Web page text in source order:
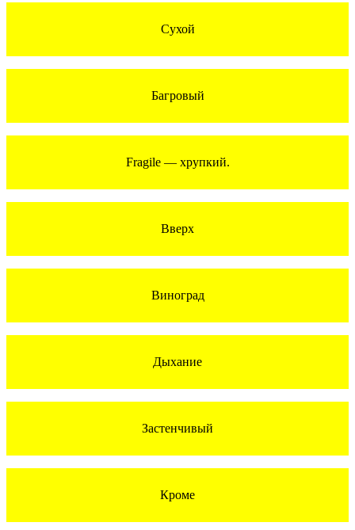
Сухой
Багровый
Fragile — хрупкий.
Вверх
Виноград
Дыхание
Застенчивый
Кроме